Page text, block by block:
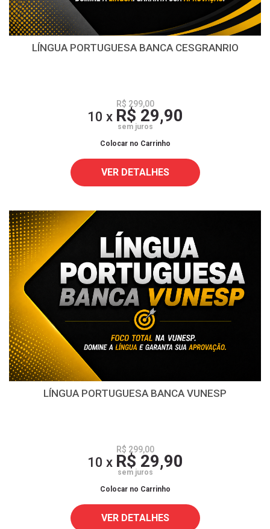
LÍNGUA PORTUGUESA BANCA CESGRANRIO
R$ 299,00
10 x R$ 29,90
sem juros
Colocar no Carrinho
VER DETALHES
LÍNGUA PORTUGUESA BANCA VUNESP
R$ 299,00
10 x R$ 29,90
sem juros
Colocar no Carrinho
VER DETALHES